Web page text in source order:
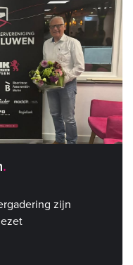
zijn